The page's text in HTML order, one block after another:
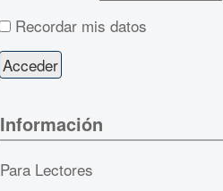
Recordar mis datos
Información
Para Lectores